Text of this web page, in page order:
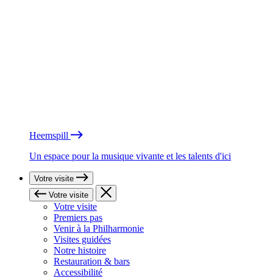
Heemspill
Un espace pour la musique vivante et les talents d'ici
Votre visite
Votre visite
Votre visite
Premiers pas
Venir à la Philharmonie
Visites guidées
Notre histoire
Restauration & bars
Accessibilité